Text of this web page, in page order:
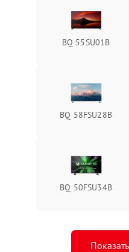
BQ 55SU01B
BQ 58FSU28B
BQ 50FSU34B